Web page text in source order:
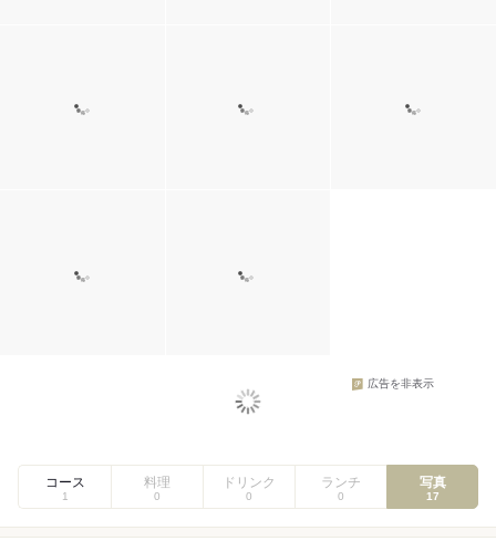
広告を非表示
コース
1
料理
0
ドリンク
0
ランチ
0
写真
17